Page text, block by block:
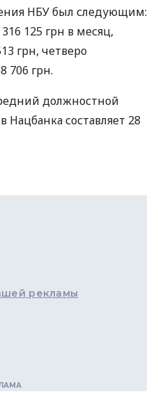
НБУбыл следующим:
125 грн в месяц,
грн, четверо
706 грн.
должностной
Нацбанка составляет 28
рекламы